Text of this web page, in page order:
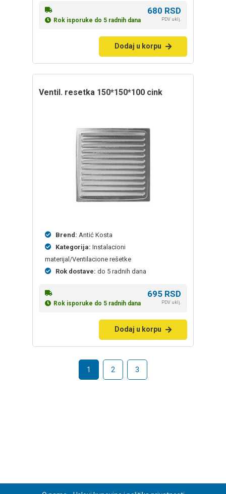
Rok isporuke do 5 radnih dana
680 RSD
PDV uklj.
Dodaj u korpu
ventil. resetka 150*150*100 cink
Brend: Antić Kosta
Kategorija: Instalacioni
materijal/Ventilacione rešetke
Rok dostave: do 5 radnih dana
Rok isporuke do 5 radnih dana
695 RSD
PDV uklj.
Dodaj u korpu
1 2 3